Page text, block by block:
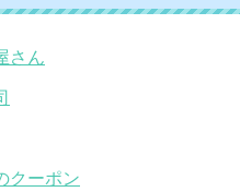
さん
クーポン